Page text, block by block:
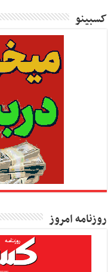
کسبینو
روزنامه امروز